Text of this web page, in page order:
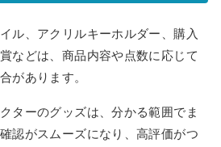
ル、アクリルキーホルダー、購入
などは、商品内容や点数に応じて
があります。
ターのグッズは、分かる範囲でま
認がスムーズになり、高評価がつ